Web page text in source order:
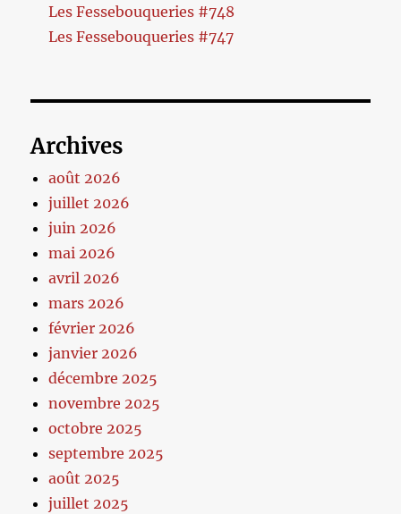
Les Fessebouqueries #748
Les Fessebouqueries #747
Archives
août 2026
juillet 2026
juin 2026
mai 2026
avril 2026
mars 2026
février 2026
janvier 2026
décembre 2025
novembre 2025
octobre 2025
septembre 2025
août 2025
juillet 2025